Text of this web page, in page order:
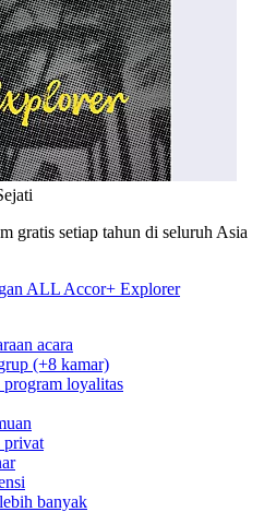
gratis setiap tahun di seluruh Asia
ALL Accor+ Explorer
acara
(+8 kamar)
loyalitas
privat
banyak